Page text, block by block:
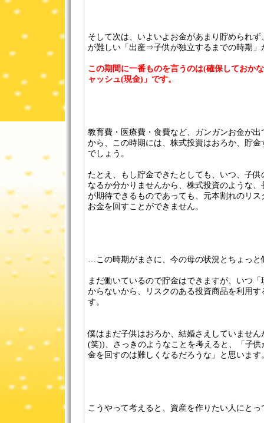
そして次は、いよいよお金があまり貯められ
が難しい「出産⇒子供が独立するまでの時期」
この期間に一番ものを言うのは(確保しておか
ャッシュ(現金)」です。
教育費・医療費・食費など、ガンガンお金が
から、この時期には、株式投資はおろか、貯
でしょう。
たとえ、もし貯金できたとしても、いつ、子
なるか分かりませんから、株式投資のような
が期待できるものであっても、元本割れのリ
お金を回すことができません。
…この時期がまさに、今の母の状況とちょっと
まだ働いているので貯金はできますが、いつ
からないから、リスクのある投資商品を利用
す。
僕はまだ子供はおろか、結婚さえしていませ
(笑))、さっきのようなことを考えると、「子
金を回すのは難しくなるだろうな」と思います
こうやって考えると、資産を作りたい人にとっ